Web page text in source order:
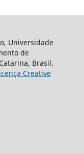
Universidade
de
Brasil.
Creative